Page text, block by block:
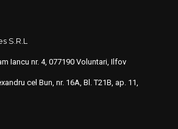
S.R.L
Iancu nr. 4, 077190 Voluntari, Ilfov
cel Bun, nr. 16A, Bl. T21B, ap. 11,